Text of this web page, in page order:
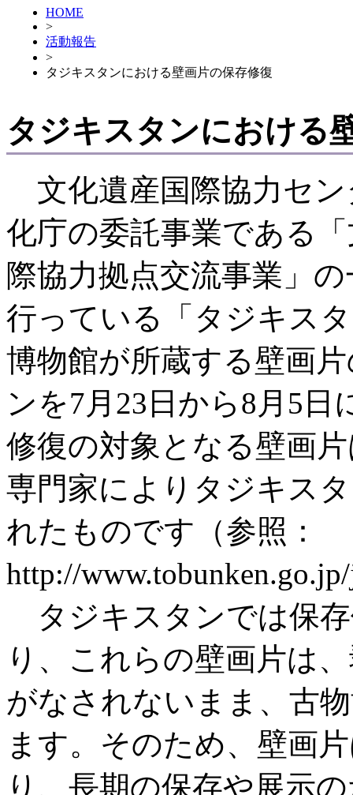
HOME
>
活動報告
>
タジキスタンにおける壁画片の保存修復
タジキスタンにおける
文化遺産国際協力セン
化庁の委託事業である
際協力拠点交流事業」
行っている「タジキス
博物館が所蔵する壁画
ンを7月23日から8月5
修復の対象となる壁画
専門家によりタジキス
れたものです（参照：
http://
タジキスタンでは保
り、これらの壁画片は
がなされないまま、古
ます。そのため、壁画
り、長期の保存や展示